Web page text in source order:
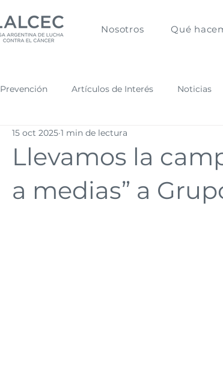
Nosotros Qué
Prevención Artículos de Interés Noticias
Llevamos la
a medias” a
15 oct 2025 1 min de lectura